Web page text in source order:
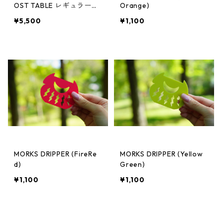
OST TABLE レギュラーサ
¥5,500
Orange)
¥1,100
MORKS DRIPPER (FireRe
d)
¥1,100
MORKS DRIPPER (Yellow
Green)
¥1,100